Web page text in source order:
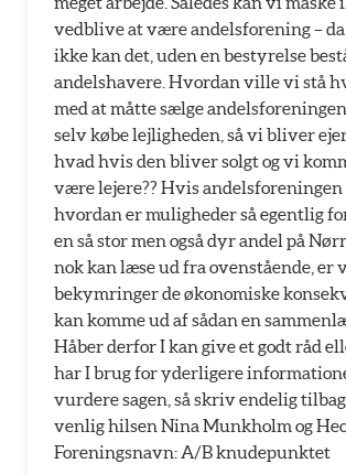
vedblive at være andelsforening –
ikke kan det, uden en bestyrelse
andelshavere. Hvordan ville vi stå
med at måtte sælge
selv købe lejligheden, så vi bliver
hvad hvis den bliver solgt og vi
være lejere?? Hvis
hvordan er muligheder så egentlig
en så stor men også dyr andel på
nok kan læse ud fra ovenstående, er
bekymringer de økonomiske
kan komme ud af sådan en
Håber derfor I kan give et godt råd
har I brug for yderligere
vurdere sagen, så skriv endelig
venlig hilsen Nina Munkholm og
Foreningsnavn: A/B knudepunktet